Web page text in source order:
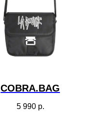
COBRA.BAG
5 990 р.